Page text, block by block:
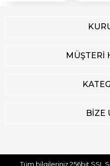
MÜŞTERİ
BİZE
Tüm bilgileriniz 256bit SSL